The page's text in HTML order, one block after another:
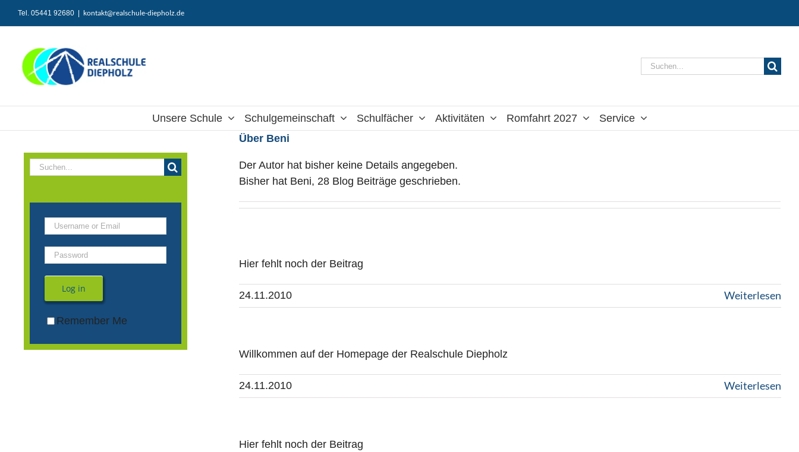
Zum
Inhalt
Tel. 05441 92680 kontakt@realschule-diepholz.de
Suche
Unsere Schule Schulgemeinschaft Schulfächer Aktivitäten Romfahrt 2027
Service
Über Beni
Der Autor hat bisher keine Details angegeben.
Bisher hat Beni, 28 Blog Beiträge geschrieben.
Hier fehlt noch der Beitrag
24.11.2010 Weiterlesen
Willkommen auf der Homepage der Realschule Diepholz
24.11.2010 Weiterlesen
Hier fehlt noch der Beitrag
Suche
Log in
Remember Me